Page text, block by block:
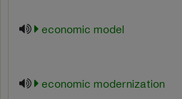
economic model
economic modernization